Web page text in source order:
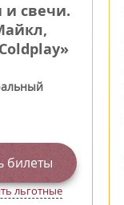
и свечи.
билеты
льготные